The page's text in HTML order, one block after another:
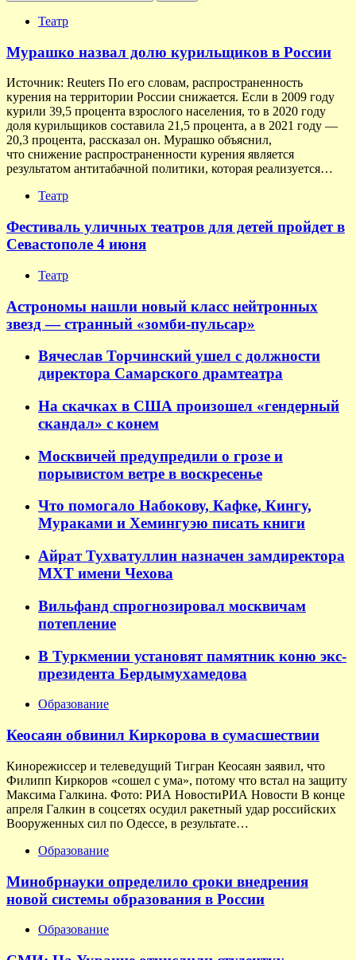
Театр
Мурашко назвал долю курильщиков в России
Источник: Reuters По его словам, распространенность
курения на территории России снижается. Если в 2009 году
курили 39,5 процента взрослого населения, то в 2020 году
доля курильщиков составила 21,5 процента, а в 2021 году —
20,3 процента, рассказал он. Мурашко объяснил,
что снижение распространенности курения является
результатом антитабачной политики, которая реализуется…
Театр
Фестиваль уличных театров для детей пройдет в
Севастополе 4 июня
Театр
Астрономы нашли новый класс нейтронных
звезд — странный «зомби-пульсар»
Вячеслав Торчинский ушел с должности
директора Самарского драмтеатра
На скачках в США произошел «гендерный
скандал» с конем
Москвичей предупредили о грозе и
порывистом ветре в воскресенье
Что помогало Набокову, Кафке, Кингу,
Мураками и Хемингуэю писать книги
Айрат Тухватуллин назначен замдиректора
МХТ имени Чехова
Вильфанд спрогнозировал москвичам
потепление
В Туркмении установят памятник коню экс-
президента Бердымухамедова
Образование
Кеосаян обвинил Киркорова в сумасшествии
Кинорежиссер и телеведущий Тигран Кеосаян заявил, что
Филипп Киркоров «сошел с ума», потому что встал на защиту
Максима Галкина. Фото: РИА НовостиРИА Новости В конце
апреля Галкин в соцсетях осудил ракетный удар российских
Вооруженных сил по Одессе, в результате…
Образование
Минобрнауки определило сроки внедрения
новой системы образования в России
Образование